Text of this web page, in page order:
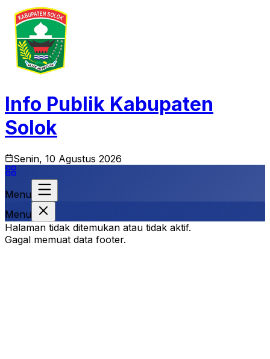
Info Publik Kabupaten
Solok
Senin, 10 Agustus 2026
Menu
Menu
Halaman tidak ditemukan atau tidak aktif.
Gagal memuat data footer.